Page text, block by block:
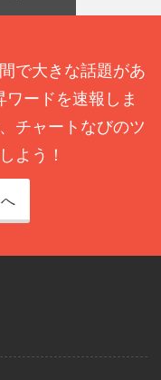
で大きな話題があ
ードを速報しま
チャートなびのツ
よう！